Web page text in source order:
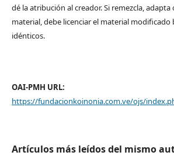
dé la atribución al creador. Si remezcla,
material, debe licenciar el material
idénticos.
OAI-PMH URL:
https://fundacionkoinonia.com.ve/ojs/
Artículos más leídos del mismo